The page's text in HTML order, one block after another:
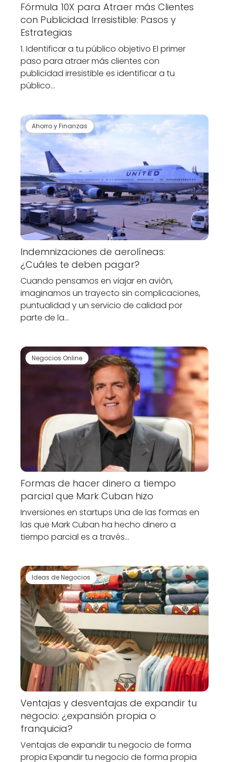
Fórmula 10X para Atraer más Clientes
con Publicidad Irresistible: Pasos y
Estrategias
1. Identificar a tu público objetivo El primer
paso para atraer más clientes con
publicidad irresistible es identificar a tu
público…
Ahorro y Finanzas
Indemnizaciones de aerolíneas:
¿Cuáles te deben pagar?
Cuando pensamos en viajar en avión,
imaginamos un trayecto sin complicaciones,
puntualidad y un servicio de calidad por
parte de la…
Negocios Online
Formas de hacer dinero a tiempo
parcial que Mark Cuban hizo
Inversiones en startups Una de las formas en
las que Mark Cuban ha hecho dinero a
tiempo parcial es a través…
Ideas de Negocios
Ventajas y desventajas de expandir tu
negocio: ¿expansión propia o
franquicia?
Ventajas de expandir tu negocio de forma
propia Expandir tu negocio de forma propia